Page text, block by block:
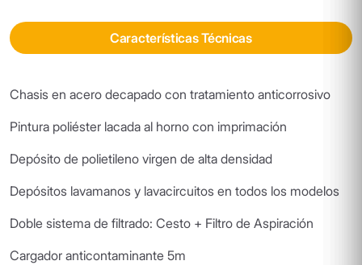
Características Técnicas
Chasis en acero decapado con tratamiento anticorrosivo
Pintura poliéster lacada al horno con imprimación
Depósito de polietileno virgen de alta densidad
Depósitos lavamanos y lavacircuitos en todos los modelos
Doble sistema de filtrado: Cesto + Filtro de Aspiración
Cargador anticontaminante 5m